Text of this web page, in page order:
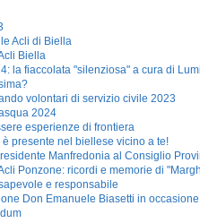
Acli di Biella
Biella
la fiaccolata "silenziosa" a cura di
volontari di servizio civile 2023
2024
esperienze di frontiera
è presente nel biellese vicino a te!
Manfredonia al Consiglio
Ponzone: ricordi e memorie di
e responsabile
Don Emanuele Biasetti in